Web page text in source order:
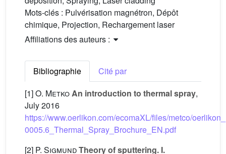
Mots-clés : Pulvérisation magnétron, Dépôt
chimique, Projection, Rechargement laser
Affiliations des auteurs :
Bibliographie
Cité par
[1]O. MetkoAn introduction to thermal spray,
July 2016
https://www.oerlikon.com/ecomaXL/files/metco/
0005.6_Thermal_Spray_Brochure_EN.pdf
[2] P. SigmundTheory of sputtering. I.